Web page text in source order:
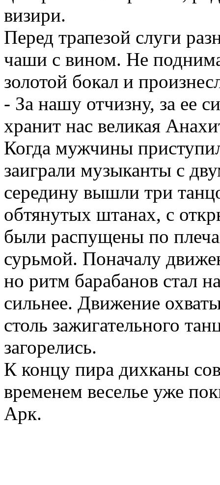
визири.
Перед трапезой слуги
чаши с вином. Не
золотой бокал и
- За нашу отчизну, за ее
хранит нас великая
Когда мужчины
заиграли музыканты с
середину вышли три
обтянутых штанах, с
были распущены по
сурьмой. Поначалу
но ритм барабанов стал
сильнее. Движение
столь зажигательного
загорелись.
К концу пира дихканы
временем веселье уже
Арк.